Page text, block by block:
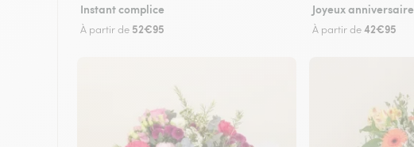
Instant complice
À partir de 52€95
Joyeux anniversaire
À partir de42€95